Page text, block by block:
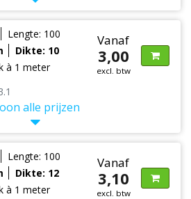
Lengte: 100
Dikte: 10
à 1 meter
Vanaf
3,00
excl. btw
alle prijzen
Lengte: 100
Dikte: 12
à 1 meter
Vanaf
3,10
excl. btw